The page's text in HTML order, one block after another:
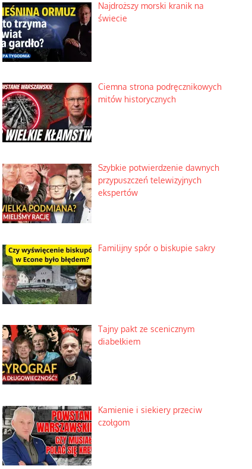
Najdroższy morski kranik na
świecie
Ciemna strona podręcznikowych
mitów historycznych
Szybkie potwierdzenie dawnych
przypuszczeń telewizyjnych
ekspertów
Familijny spór o biskupie sakry
Tajny pakt ze scenicznym
diabełkiem
Kamienie i siekiery przeciw
czołgom